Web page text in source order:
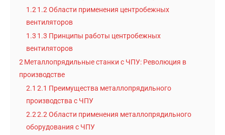
1.21.2 Области применения центробежных
вентиляторов
1.3 1.3 Принципы работы центробежных
вентиляторов
2Металлопрядильные станки с ЧПУ: Революция в
производстве
2.1 2.1 Преимущества металлопрядильного
производства с ЧПУ
2.22.2 Области применения металлопрядильного
оборудования с ЧПУ